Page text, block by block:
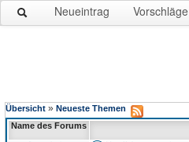
Neueintrag Vorschläge
Übersicht » Neueste Themen
Name des Forums